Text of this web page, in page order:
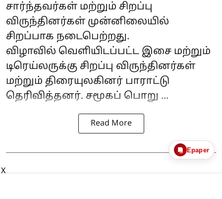
சார்ந்தவர்கள் மற்றும் சிறப்பு
விருந்தினர்கள் முன்னிலையில்
சிறப்பாக நடைபெற்றது.
விழாவில் வெளியிடப்பட்ட இசை மற்றும்
டிரெய்லருக்கு சிறப்பு விருந்தினர்கள்
மற்றும் திரையுலகினர் பாராட்டு
தெரிவித்தனர். சமூகப் பொறு ...
Read More
Epaper
X